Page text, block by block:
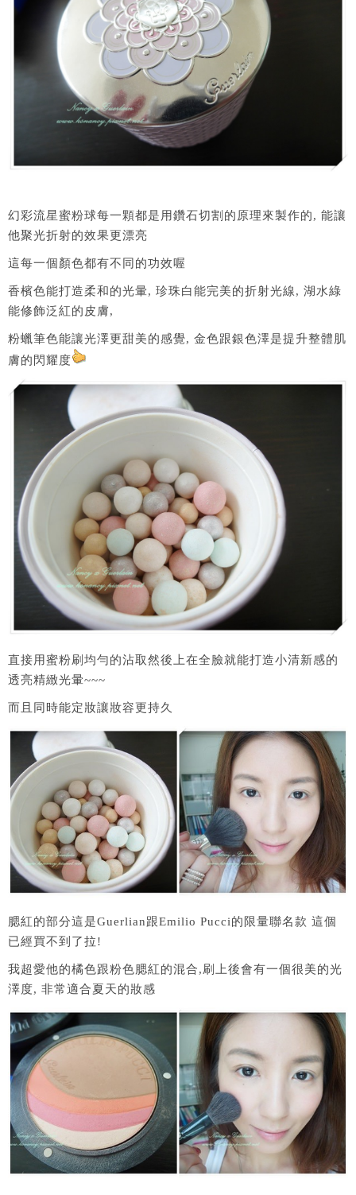
幻彩流星蜜粉球每一顆都是用鑽石切割的原理來製作的, 能讓
他聚光折射的效果更漂亮
這每一個顏色都有不同的功效喔
香檳色能打造柔和的光暈, 珍珠白能完美的折射光線, 湖水綠
能修飾泛紅的皮膚,
粉蠟筆色能讓光澤更甜美的感覺, 金色跟銀色澤是提升整體肌
膚的閃耀度
直接用蜜粉刷均勻的沾取然後上在全臉就能打造小清新感的
透亮精緻光暈~~~
而且同時能定妝讓妝容更持久
腮紅的部分這是Guerlian跟Emilio Pucci的限量聯名款 這個
已經買不到了拉!
我超愛他的橘色跟粉色腮紅的混合,刷上後會有一個很美的光
澤度, 非常適合夏天的妝感